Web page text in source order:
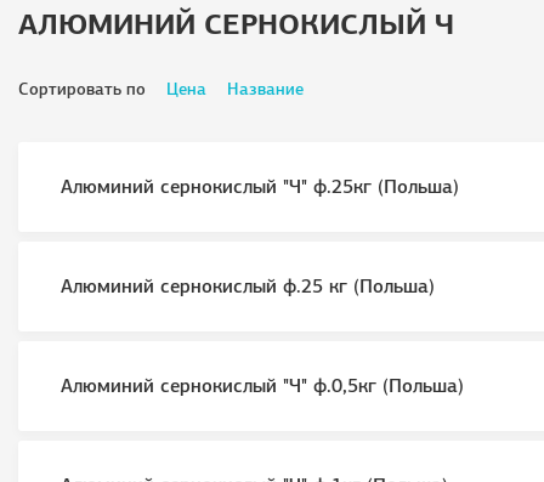
АЛЮМИНИЙ СЕРНОКИСЛЫЙ Ч
Сортировать по Цена Название
Алюминий сернокислый "Ч" ф.25кг (Польша)
Алюминий сернокислый ф.25 кг (Польша)
Алюминий сернокислый "Ч" ф.0,5кг (Польша)